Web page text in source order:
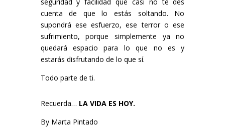
cuenta de que lo estás soltando. No
supondrá ese esfuerzo, ese terror o ese
sufrimiento, porque simplemente ya no
quedará espacio para lo que no es y
estarás disfrutando de lo que sí.
Todo parte de ti.
Recuerda… LA VIDA ES HOY.
By Marta Pintado